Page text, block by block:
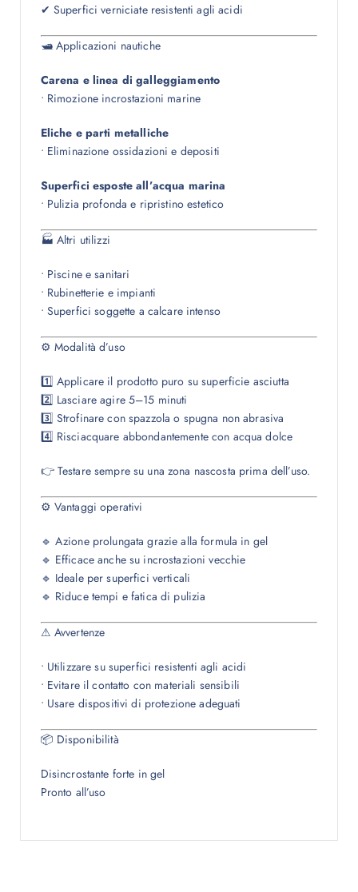
✔ Superfici verniciate resistenti agli acidi
🛥 Applicazioni nautiche
Carena e linea di galleggiamento
• Rimozione incrostazioni marine
Eliche e parti metalliche
• Eliminazione ossidazioni e depositi
Superfici esposte all’acqua marina
• Pulizia profonda e ripristino estetico
🏭 Altri utilizzi
• Piscine e sanitari
• Rubinetterie e impianti
• Superfici soggette a calcare intenso
⚙ Modalità d’uso
1️⃣ Applicare il prodotto puro su superficie asciutta
2️⃣ Lasciare agire 5–15 minuti
3️⃣ Strofinare con spazzola o spugna non abrasiva
4️⃣ Risciacquare abbondantemente con acqua dolce
👉 Testare sempre su una zona nascosta prima dell’uso.
⚙ Vantaggi operativi
🔹 Azione prolungata grazie alla formula in gel
🔹 Efficace anche su incrostazioni vecchie
🔹 Ideale per superfici verticali
🔹 Riduce tempi e fatica di pulizia
⚠ Avvertenze
• Utilizzare su superfici resistenti agli acidi
• Evitare il contatto con materiali sensibili
• Usare dispositivi di protezione adeguati
📦 Disponibilità
Disincrostante forte in gel
Pronto all’uso